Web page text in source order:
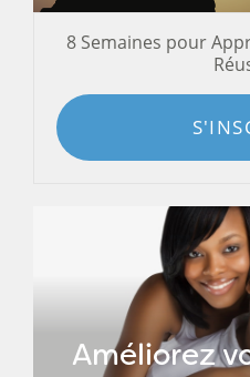
8 Semaines pour
Améliorez